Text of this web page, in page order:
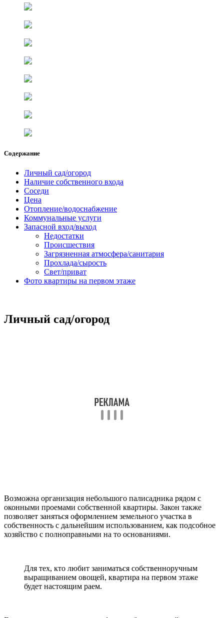
Содержание
Личный сад/огород
Наличие собственного входа
Соседи
Цена
Отопление/водоснабжение
Коммунальные услуги
Запасной вход/выход
Недостатки
Происшествия
Загрязненная атмосфера/санитария
Прохлада/сырость
Свет/приват
Фото квартиры на первом этаже
Личный сад/огород
Возможна организация небольшого палисадника рядом с
оконными проемами собственной квартиры. Закон также
позволяет заняться оформлением земельного участка в
собственность с дальнейшим использованием, как подсобное
хозяйство с полноправными на то основаниями.
Для тех, кто любит заниматься собственноручным
выращиванием овощей, квартира на первом этаже
будет настоящим раем.